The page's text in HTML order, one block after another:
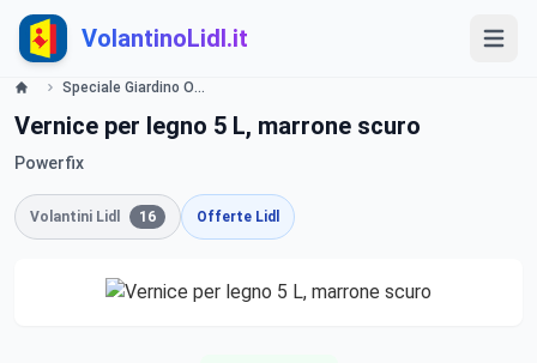
VolantinoLidl.it
Speciale Giardino Offerte valide da lunedì 24 giugno 2019 Lidl
Vernice per legno 5 L, marrone scuro
Powerfix
Volantini Lidl 16 Offerte Lidl